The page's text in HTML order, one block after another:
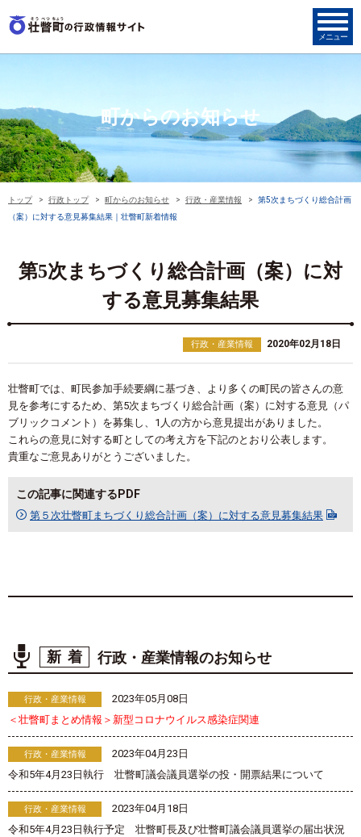
町からのお知らせ
トップ 行政トップ 町からのお知らせ 行政・産業情報
第5次まちづくり総合計画
（案）に対する意見募集結果｜壮瞥町新着情報
第5次まちづくり総合計画（案）に対
する意見募集結果
行政・産業情報 2020年02月18日
壮瞥町では、町民参加手続要綱に基づき、より多くの町民の皆さんの意
見を参考にするため、第5次まちづくり総合計画（案）に対する意見（パ
ブリックコメント）を募集し、1人の方から意見提出がありました。
これらの意見に対する町としての考え方を下記のとおり公表します。
貴重なご意見ありがとうございました。
この記事に関連するPDF
第５次壮瞥町まちづくり総合計画（案）に対する意見募集結果
新着 行政・産業情報のお知らせ
行政・産業情報
2023年05月08日
＜壮瞥町まとめ情報＞新型コロナウイルス感染症関連
行政・産業情報
2023年04月23日
令和5年4月23日執行 壮瞥町議会議員選挙の投・開票結果について
行政・産業情報
2023年04月18日
令和5年4月23日執行予定 壮瞥町長及び壮瞥町議会議員選挙の届出状況